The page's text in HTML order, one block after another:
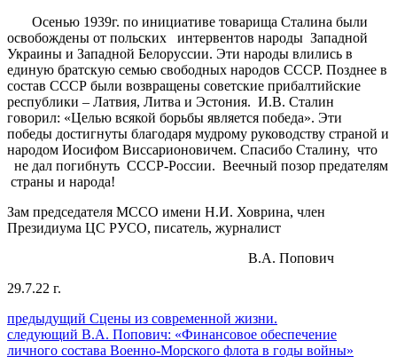
Осенью 1939г. по инициативе товарища Сталина были
освобождены от польских интервентов народы Западной
Украины и Западной Белоруссии. Эти народы влились в
единую братскую семью свободных народов СССР. Позднее в
состав СССР были возвращены советские прибалтийские
республики – Латвия, Литва и Эстония. И.В. Сталин
говорил: «Целью всякой борьбы является победа». Эти
победы достигнуты благодаря мудрому руководству страной и
народом Иосифом Виссарионовичем. Спасибо Сталину, что
не дал погибнуть СССР-России. Веечный позор предателям
страны и народа!
Зам председателя МССО имени Н.И. Ховрина, член
Президиума ЦС РУСО, писатель, журналист
В.А. Попович
29.7.22 г.
Навигация
по
предыдущий Предыдущий
пост:
Сцены из современной жизни.
следующий Следующее
сообщение:
В.А. Попович: «Финансовое обеспечение
личного состава Военно-Морского флота в годы войны»